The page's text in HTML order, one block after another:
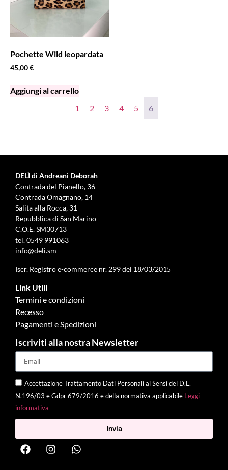
Pochette Wild leopardata
45,00€
Aggiungi al carrello
1
2 3 4 5 6
DELÌ di Andreani Deborah
Contrada del Pianello, 36
Contrada Omagnano, 14
Salita alla Rocca, 31
Repubblica di San Marino
C.O.E. SM30713
tel.0549 991063
info@deli.sm
Iscr. Registro e-commerce nr. 299 del 18/03/2015
Link Utili
Termini e condizioni
Recesso
Pagamenti e Spedizioni
Iscriviti alla nostra Newsletter
Accettazione Trattamento Dati Personali ai Sensi del D.L.
N.196/03 e Gdpr 679/2016 e della normativa applicabile Leggi
informativa
Invia